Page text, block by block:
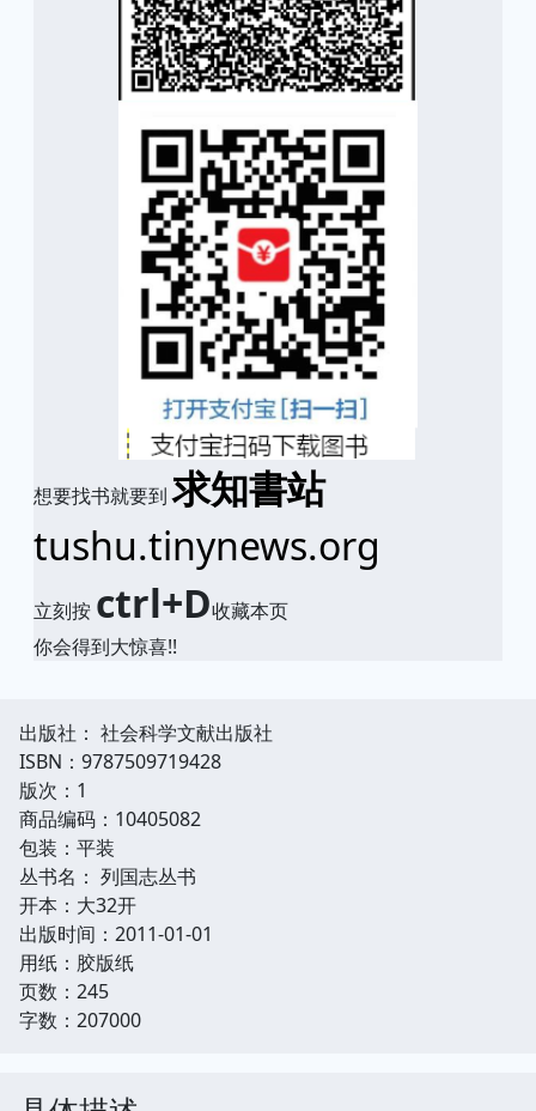
想要找书就要到求知書站
tushu.tinynews.org
立刻按 ctrl+D收藏本页
你会得到大惊喜!!
出版社： 社会科学文献出版社
ISBN：9787509719428
版次：1
商品编码：10405082
包装：平装
丛书名： 列国志丛书
开本：大32开
出版时间：2011-01-01
用纸：胶版纸
页数：245
字数：207000